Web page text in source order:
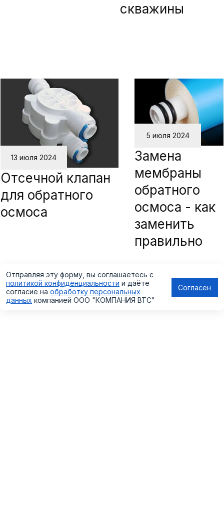
скважины
13 июля 2024
Отсечной клапан
для обратного
осмоса
5 июля 2024
Замена
мембраны
обратного
осмоса - как
заменить
правильно
Отправляя эту форму, вы соглашаетесь с
политикой конфиденциальности и даёте
согласие на обработку персональных
данных компанией ООО "КОМПАНИЯ ВТС"
Согласен